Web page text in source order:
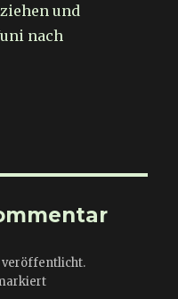
und
nach
veröffentlicht.